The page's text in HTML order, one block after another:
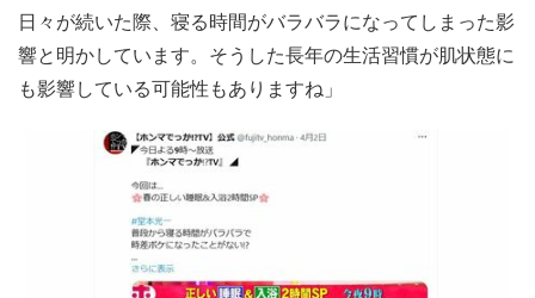
日々が続いた際、寝る時間がバラバラになってしまった影
響と明かしています。そうした長年の生活習慣が肌状態に
も影響している可能性もありますね」